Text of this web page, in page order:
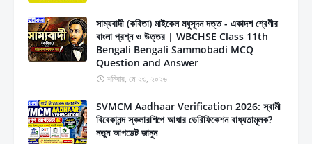
সাম্যবাদী (কবিতা) মাইকেল মধুসূদন দত্ত - একাদশ শ্রেণীর
বাংলা প্রশ্ন ও উত্তর | WBCHSE Class 11th
Bengali Bengali Sammobadi MCQ
Question and Answer
শনিবার, মে ২৩, ২০২৬
SVMCM Aadhaar Verification 2026: স্বামী
বিবেকানন্দ স্কলারশিপে আধার ভেরিফিকেশন বাধ্যতামূলক?
নতুন আপডেট জানুন